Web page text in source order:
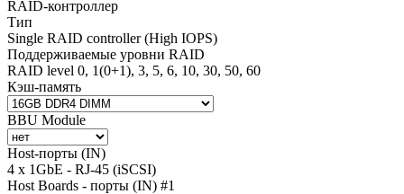
RAID-контроллер
Тип
Single RAID controller (High IOPS)
Поддерживаемые уровни RAID
RAID level 0, 1(0+1), 3, 5, 6, 10, 30, 50, 60
Кэш-память
BBU Module
Host-порты (IN)
4 x 1GbE - RJ-45 (iSCSI)
Host Boards - порты (IN) #1